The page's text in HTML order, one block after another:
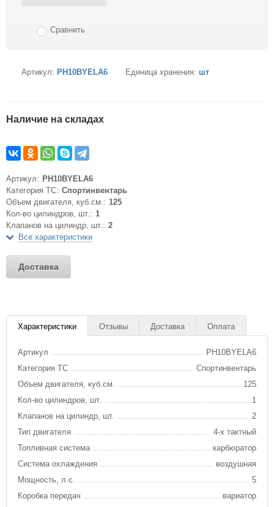
Сравнить
Артикул: PH10BYELA6 Единица хранения: шт
Наличие на складах
Артикул: PH10BYELA6
Категория ТС: Спортинвентарь
Объем двигателя, куб.см.: 125
Кол-во цилиндров, шт.: 1
Клапанов на цилиндр, шт.: 2
Все характеристики
Доставка
Характеристики Отзывы Доставка Оплата
Артикул
PH10BYELA6
Категория ТС
Спортинвентарь
Объем двигателя, куб.см.
125
Кол-во цилиндров, шт.
1
Клапанов на цилиндр, шт.
2
Тип двигателя
4-х тактный
Топливная система
карбюратор
Система охлаждения
воздушная
Мощность, л.с.
5
Коробка передач
вариатор